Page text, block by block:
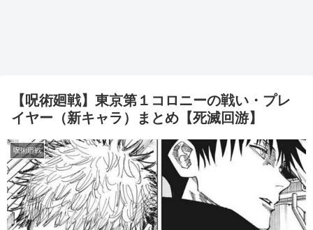
【呪術廻戦】東京第１コロニーの戦い・プレ
イヤー（新キャラ）まとめ【死滅回游】
呪術廻戦